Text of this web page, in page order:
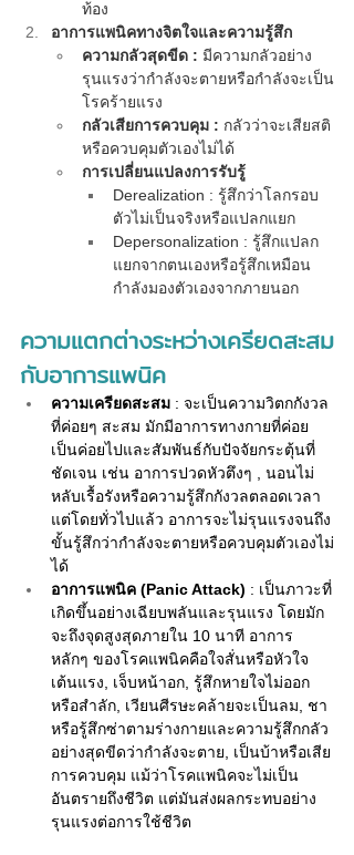
ท้อง
อาการแพนิคทางจิตใจและความรู้สึก
ความกลัวสุดขีด : มีความกลัวอย่าง
รุนแรงว่ากำลังจะตายหรือกำลังจะเป็น
โรคร้ายแรง
กลัวเสียการควบคุม : กลัวว่าจะเสียสติ
หรือควบคุมตัวเองไม่ได้
การเปลี่ยนแปลงการรับรู้
Derealization : รู้สึกว่าโลกรอบ
ตัวไม่เป็นจริงหรือแปลกแยก
Depersonalization : รู้สึกแปลก
แยกจากตนเองหรือรู้สึกเหมือน
กำลังมองตัวเองจากภายนอก
ความแตกต่างระหว่างเครียดสะสม
กับอาการแพนิค
ความเครียดสะสม : จะเป็นความวิตกกังวล
ที่ค่อยๆ สะสม มักมีอาการทางกายที่ค่อย
เป็นค่อยไปและสัมพันธ์กับปัจจัยกระตุ้นที่
ชัดเจน เช่น อาการปวดหัวตึงๆ , นอนไม่
หลับเรื้อรังหรือความรู้สึกกังวลตลอดเวลา
แต่โดยทั่วไปแล้ว อาการจะไม่รุนแรงจนถึง
ขั้นรู้สึกว่ากำลังจะตายหรือควบคุมตัวเองไม่
ได้
อาการแพนิค (Panic Attack) : เป็นภาวะที่
เกิดขึ้นอย่างเฉียบพลันและรุนแรง โดยมัก
จะถึงจุดสูงสุดภายใน 10 นาที อาการ
หลักๆ ของโรคแพนิคคือใจสั่นหรือหัวใจ
เต้นแรง, เจ็บหน้าอก, รู้สึกหายใจไม่ออก
หรือสำลัก, เวียนศีรษะคล้ายจะเป็นลม, ชา
หรือรู้สึกซ่าตามร่างกายและความรู้สึกกลัว
อย่างสุดขีดว่ากำลังจะตาย, เป็นบ้าหรือเสีย
การควบคุม แม้ว่าโรคแพนิคจะไม่เป็น
อันตรายถึงชีวิต แต่มันส่งผลกระทบอย่าง
รุนแรงต่อการใช้ชีวิต